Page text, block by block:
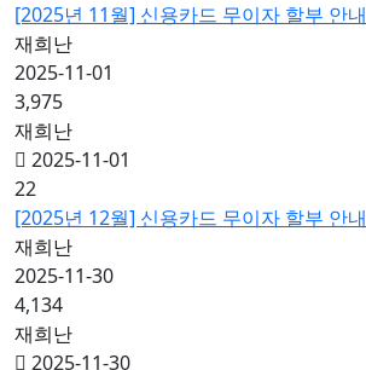
[2025년 11월] 신용카드 무이자 할부 안내
재희난
2025-11-01
3,975
재희난
2025-11-01
22
[2025년 12월] 신용카드 무이자 할부 안내
재희난
2025-11-30
4,134
재희난
2025-11-30